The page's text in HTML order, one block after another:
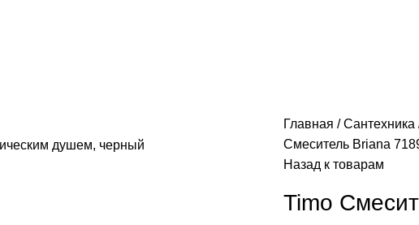
Главная Сантехника
Смеситель Briana
Назад к товарам
Timo